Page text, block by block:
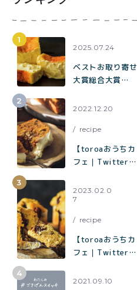
2025.07.24
ベストお取り寄せ
大賞総合大賞
の催事に出店中。
2022.12.20
recipe
【toroaおうちカ
フェ｜Twitterで
題】混ぜて焼くだ
けでお店の味「キ
の作り方
2023.02.0
7
recipe
【toroaおうちカ
フェ｜Twitterで
題】混ぜて焼くだ
2021.09.10